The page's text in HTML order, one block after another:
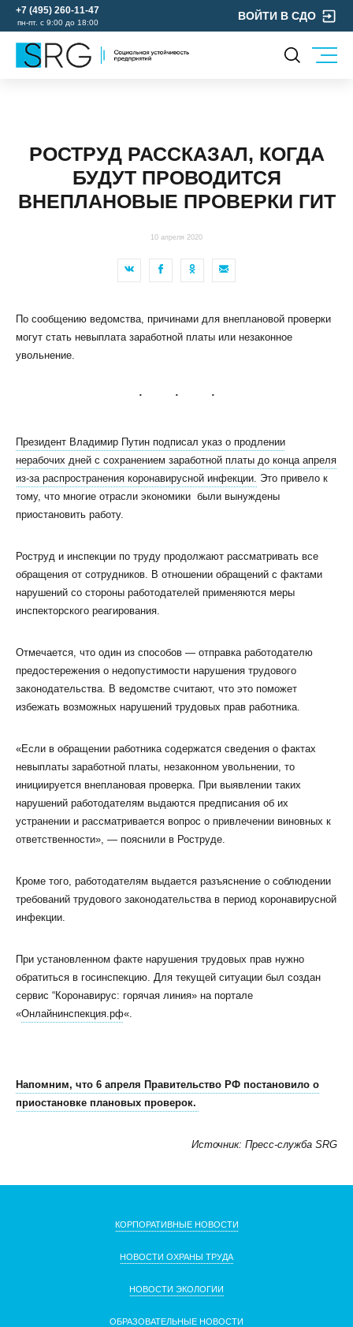
+7 (495) 260-11-47
пн-пт. с 9:00 до 18:00
ВОЙТИ В СДО
Реквизиты
Мы в социальных сетях
УЧЕБНЫЙ ЦЕНТР
ЭКОЛОГИЯ
КЛИЕНТСКИЙ СЕРВИС
ПОЛИТИКА КОНФИДЕНЦИАЛЬНОСТИ
УСЛОВИЯ ИСПОЛЬЗОВАНИЯ ФАЙЛОВ COOKIE
ПОЛЬЗОВАТЕЛЬСКОЕ СОГЛАШЕНИЕ
РОСТРУД РАССКАЗАЛ, КОГДА
БУДУТ ПРОВОДИТСЯ
ВНЕПЛАНОВЫЕ ПРОВЕРКИ ГИТ
10 апреля 2020
По сообщению ведомства, причинами для внеплановой проверки
могут стать невыплата заработной платы или незаконное
увольнение.
Президент Владимир Путин подписал указ о продлении
нерабочих дней с сохранением заработной платы до конца апреля
из-за распространения коронавирусной инфекции. Это привело к
тому, что многие отрасли экономики были вынуждены
приостановить работу.
Роструд и инспекции по труду продолжают рассматривать все
обращения от сотрудников. В отношении обращений с фактами
нарушений со стороны работодателей применяются меры
инспекторского реагирования.
Отмечается, что один из способов — отправка работодателю
предостережения о недопустимости нарушения трудового
законодательства. В ведомстве считают, что это поможет
избежать возможных нарушений трудовых прав работника.
«Если в обращении работника содержатся сведения о фактах
невыплаты заработной платы, незаконном увольнении, то
инициируется внеплановая проверка. При выявлении таких
нарушений работодателям выдаются предписания об их
устранении и рассматривается вопрос о привлечении виновных к
ответственности», — пояснили в Роструде.
Кроме того, работодателям выдается разъяснение о соблюдении
требований трудового законодательства в период коронавирусной
инфекции.
При установленном факте нарушения трудовых прав нужно
обратиться в госинспекцию. Для текущей ситуации был создан
сервис “Коронавирус: горячая линия» на портале
«Онлайнинспекция.рф«.
Напомним, что 6 апреля Правительство РФ постановило о
приостановке плановых проверок.
Источник: Пресс-служба SRG
КОРПОРАТИВНЫЕ НОВОСТИ
НОВОСТИ ОХРАНЫ ТРУДА
НОВОСТИ ЭКОЛОГИИ
ОБРАЗОВАТЕЛЬНЫЕ НОВОСТИ